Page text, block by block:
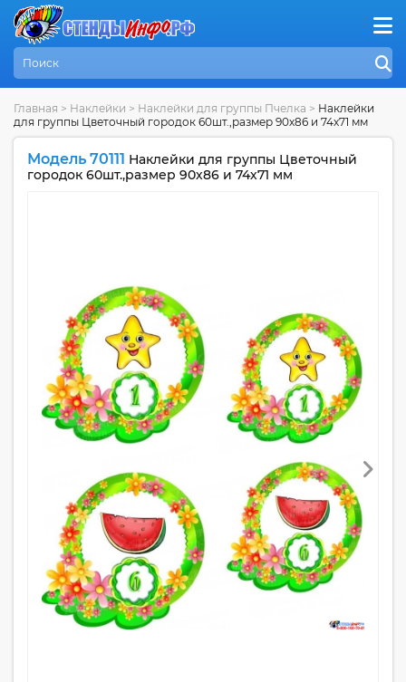
Главная > Наклейки > Наклейки для группы Пчелка > Наклейки
для группы Цветочный городок 60шт.,размер 90х86 и 74х71 мм
Модель 70111 Наклейки для группы Цветочный
городок 60шт.,размер 90х86 и 74х71 мм